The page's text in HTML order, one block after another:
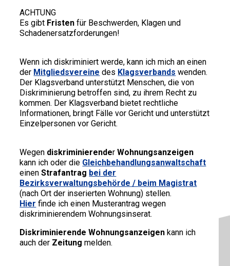
ACHTUNG
Es gibt Fristen für Beschwerden, Klagen und
Schadenersatzforderungen!
Wenn ich diskriminiert werde, kann ich mich an einen
der Mitgliedsvereine des Klagsverbands wenden.
Der Klagsverband unterstützt Menschen, die von
Diskriminierung betroffen sind, zu ihrem Recht zu
kommen. Der Klagsverband bietet rechtliche
Informationen, bringt Fälle vor Gericht und unterstützt
Einzelpersonen vor Gericht.
Wegen diskriminierenderWohnungsanzeigen
kann ich oder die Gleichbehandlungsanwaltschaft
einenStrafantrag bei der
Bezirksverwaltungsbehörde / beim Magistrat
(nach Ort der inserierten Wohnung) stellen.
Hier finde ich einen Musterantrag wegen
diskriminierendem Wohnungsinserat.
Diskriminierende Wohnungsanzeigen kann ich
auch der Zeitung melden.